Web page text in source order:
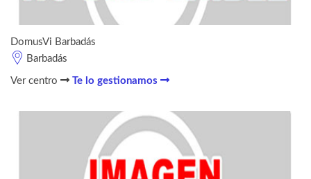
DomusVi Barbadás
Barbadás
Ver centro Te lo gestionamos